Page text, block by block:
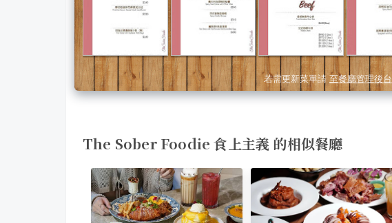
若需更新菜單請 至餐廳管理後台
The Sober Foodie 食上主義 的相似餐廳